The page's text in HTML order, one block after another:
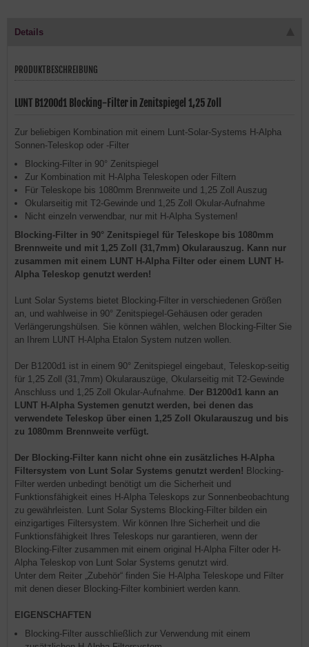
Details
PRODUKTBESCHREIBUNG
LUNT B1200d1 Blocking-Filter in Zenitspiegel 1,25 Zoll
Zur beliebigen Kombination mit einem Lunt-Solar-Systems H-Alpha
Sonnen-Teleskop oder -Filter
Blocking-Filter in 90° Zenitspiegel
Zur Kombination mit H-Alpha Teleskopen oder Filtern
Für Teleskope bis 1080mm Brennweite und 1,25 Zoll Auszug
Okularseitig mit T2-Gewinde und 1,25 Zoll Okular-Aufnahme
Nicht einzeln verwendbar, nur mit H-Alpha Systemen!
Blocking-Filter in 90° Zenitspiegel für Teleskope bis 1080mm
Brennweite und mit 1,25 Zoll (31,7mm) Okularauszug. Kann nur
zusammen mit einem LUNT H-Alpha Filter oder einem LUNT H-
Alpha Teleskop genutzt werden!
Lunt Solar Systems bietet Blocking-Filter in verschiedenen Größen
an, und wahlweise in 90° Zenitspiegel-Gehäusen oder geraden
Verlängerungshülsen. Sie können wählen, welchen Blocking-Filter Sie
an Ihrem LUNT H-Alpha Etalon System nutzen wollen.
Der B1200d1 ist in einem 90° Zenitspiegel eingebaut, Teleskop-seitig
für 1,25 Zoll (31,7mm) Okularauszüge, Okularseitig mit T2-Gewinde
Anschluss und 1,25 Zoll Okular-Aufnahme. Der B1200d1 kann an
LUNT H-Alpha Systemen genutzt werden, bei denen das
verwendete Teleskop über einen 1,25 Zoll Okularauszug und bis
zu 1080mm Brennweite verfügt.
Der Blocking-Filter kann nicht ohne ein zusätzliches H-Alpha
Filtersystem von Lunt Solar Systems genutzt werden! Blocking-
Filter werden unbedingt benötigt um die Sicherheit und
Funktionsfähigkeit eines H-Alpha Teleskops zur Sonnenbeobachtung
zu gewährleisten. Lunt Solar Systems Blocking-Filter bilden ein
einzigartiges Filtersystem. Wir können Ihre Sicherheit und die
Funktionsfähigkeit Ihres Teleskops nur garantieren, wenn der
Blocking-Filter zusammen mit einem original H-Alpha Filter oder H-
Alpha Teleskop von Lunt Solar Systems genutzt wird.
Unter dem Reiter „Zubehör“ finden Sie H-Alpha Teleskope und Filter
mit denen dieser Blocking-Filter kombiniert werden kann.
EIGENSCHAFTEN
Blocking-Filter ausschließlich zur Verwendung mit einem